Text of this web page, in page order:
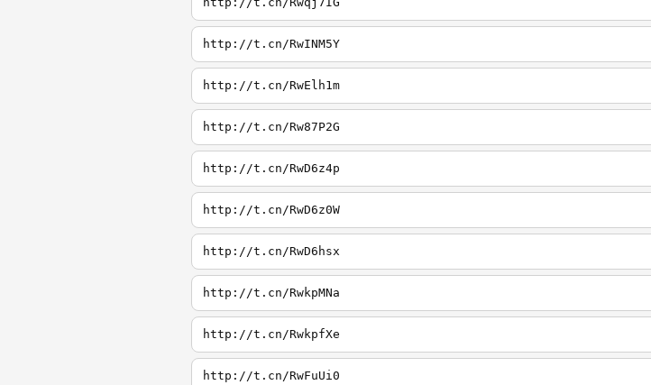
http://t.cn/RwINM5Y
http://t.cn/RwElh1m
http://t.cn/Rw87P2G
http://t.cn/RwD6z4p
http://t.cn/RwD6z0W
http://t.cn/RwD6hsx
http://t.cn/RwkpMNa
http://t.cn/RwkpfXe
http://t.cn/RwFuUi0